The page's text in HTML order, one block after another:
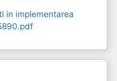
in implementarea